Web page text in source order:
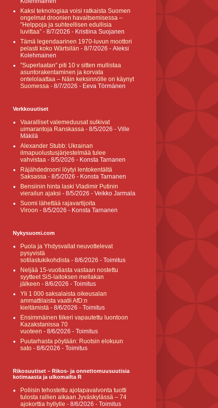
Kaksi teknologiaa voisi ratkaista Suomen
ongelmat droonien havaitsemisessa –
”Helppoja ja suhteellisen edullisia
luvittaa” - 8/7/2026 - Kristiina Suojanen
Tämä legendaarinen 1970-luvun moottori
pelasti koko Wärtsilän - 8/7/2026 - Aleksi
Kolehmainen
”Superlaatan” piti 10 v sitten mullistaa
asuntorakentaminen ja korvata
ontelolaattaa – Näin keksinnölle on käynyt
Suomessa - 8/7/2026 - Eeva Törmänen
Verkkouutiset
Vaaralliset valemeduusat sulkivat
uimarantoja Ranskassa - 8/5/2026 - Ville
Mäkilä
Alexander Stubb: Ukrainan
ilmapuolustusjärjestelmää tulee
vahvistaa - 8/5/2026 - Konsta Tarnanen
Räjähdedrooni löytyi lentokentältä
Saksassa - 8/5/2026 - Konsta Tarnanen
Bensiinin hinta laski Vladimir Putinin
vierailun ajaksi - 8/5/2026 - Veikko Jarmala
Suomi lähettää rajavartijoita
Viroon - 8/5/2026 - Konsta Tarnanen
Nykysuomi.com
Puola ja Yhdysvallat neuvottelevat
pysyvistä
sotilastukikohdista - 8/6/2026 - Toimitus
Neljää 15-vuotiasta vastaan nostettu
syytteet SiS-laitoksen mellakan
jälkeen - 8/6/2026 - Toimitus
Yli 1 000 saksalaista oikeusalan
ammattilaista vaatii AfD:n
kieltämistä - 8/6/2026 - Toimitus
Ensimmäinen tiikeri vapautettu luontoon
Kazakstanissa 70
vuoteen - 8/6/2026 - Toimitus
Puutarhasta pöytään: Ruotsin elokuun
sato - 8/6/2026 - Toimitus
Rikosuutiset – Rikos- ja onnettomuusuutisia
kotimaasta ja ulkomailta R
Poliisin tehostettu ajotapavalvonta tuotti
tulosta rallien aikaan Jyväskylässä – 74
ajokorttia hyllylle - 8/6/2026 - Toimitus